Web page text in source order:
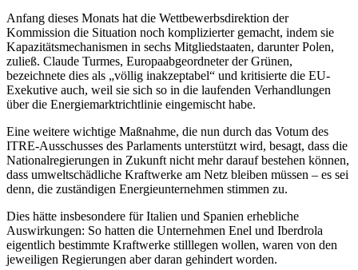
Anfang dieses Monats hat die Wettbewerbsdirektion der
Kommission die Situation noch komplizierter gemacht, indem sie
Kapazitätsmechanismen in sechs Mitgliedstaaten, darunter Polen,
zuließ. Claude Turmes, Europaabgeordneter der Grünen,
bezeichnete dies als „völlig inakzeptabel“ und kritisierte die EU-
Exekutive auch, weil sie sich so in die laufenden Verhandlungen
über die Energiemarktrichtlinie eingemischt habe.
Eine weitere wichtige Maßnahme, die nun durch das Votum des
ITRE-Ausschusses des Parlaments unterstützt wird, besagt, dass die
Nationalregierungen in Zukunft nicht mehr darauf bestehen können,
dass umweltschädliche Kraftwerke am Netz bleiben müssen – es sei
denn, die zuständigen Energieunternehmen stimmen zu.
Dies hätte insbesondere für Italien und Spanien erhebliche
Auswirkungen: So hatten die Unternehmen Enel und Iberdrola
eigentlich bestimmte Kraftwerke stilllegen wollen, waren von den
jeweiligen Regierungen aber daran gehindert worden.